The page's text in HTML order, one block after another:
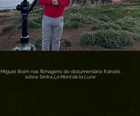
Miguel Boim nas filmagens do documentário francês
sobre Sintra Le Mont de la Lune